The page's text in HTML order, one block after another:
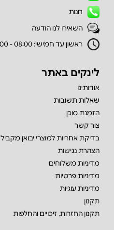
חנות
השאירו לנו הודעה
ראשון עד חמישי: 08:00 - 18:00
לינקים באתר
אודותינו
שאלות תשובות
הזמנת סוכן
צור קשר
בדיקת אחריות למוצרי יבואן מקביל
הצהרת נגישות
מדיניות משלוחים
מדיניות פרטיות
מדיניות עוגיות
תקנון
תקנון החזרות, זיכויים והחלפות